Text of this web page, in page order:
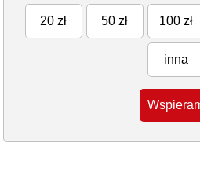
20 zł 50 zł 100 zł
inna